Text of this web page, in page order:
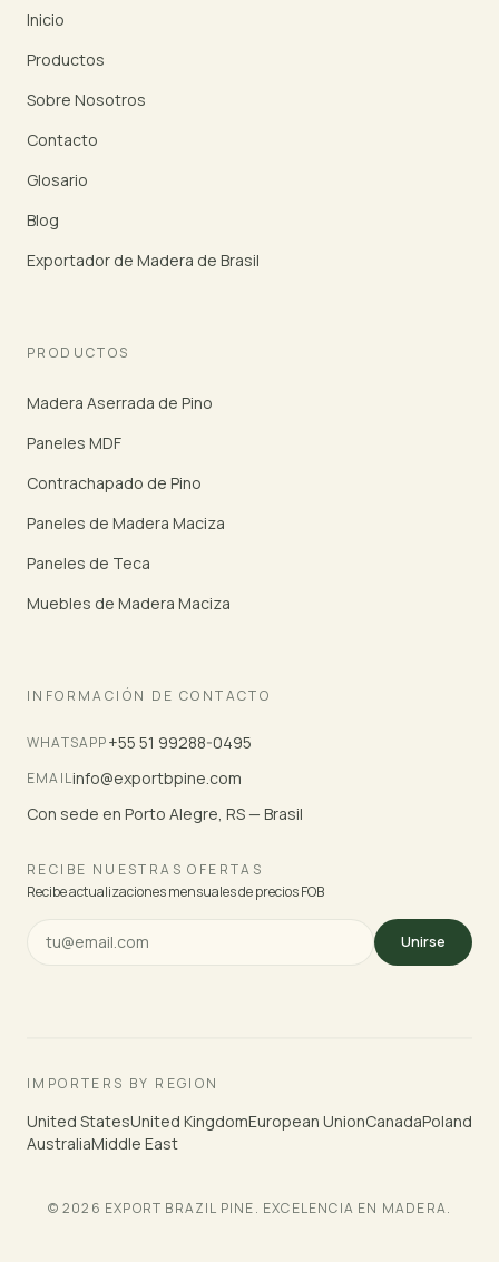
Inicio
Productos
Sobre Nosotros
Contacto
Glosario
Blog
Exportador de Madera de Brasil
PRODUCTOS
Madera Aserrada de Pino
Paneles MDF
Contrachapado de Pino
Paneles de Madera Maciza
Paneles de Teca
Muebles de Madera Maciza
INFORMACIÓN DE CONTACTO
WHATSAPP+55 51 99288-0495
EMAILinfo@exportbpine.com
Con sede en Porto Alegre, RS — Brasil
RECIBE NUESTRAS OFERTAS
Recibe actualizaciones mensuales de precios FOB
Unirse
IMPORTERS BY REGION
United StatesUnited KingdomEuropean UnionCanadaPoland
AustraliaMiddle East
© 2026 EXPORT BRAZIL PINE. EXCELENCIA EN MADERA.